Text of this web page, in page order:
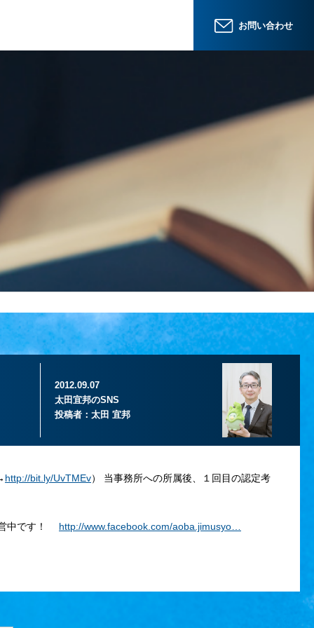
お問い合わせ
2012.09.07
太田宜邦のSNS
投稿者： 太田 宜邦
http://bit.ly/UvTMEv） 当事務所への所属後、１回目の認定考
中です！ http://www.facebook.com/aoba.jimusyo…